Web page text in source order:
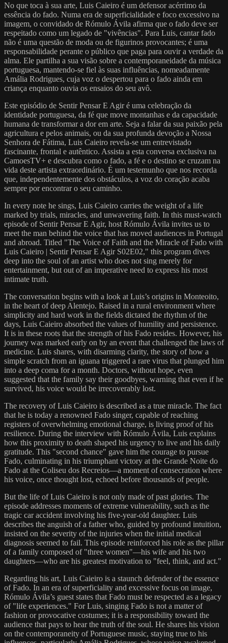
No que toca à sua arte, Luis Caieiro é um defensor acérrimo da
essência do fado. Numa era de superficialidade e foco excessivo na
imagem, o convidado de Rómulo Ávila afirma que o fado deve ser
respeitado como um legado de "vivências". Para Luis, cantar fado
não é uma questão de moda ou de figurinos provocantes; é uma
responsabilidade perante o público que paga para ouvir a verdade da
alma. Ele partilha a sua visão sobre a contemporaneidade da música
portuguesa, mantendo-se fiel às suas influências, nomeadamente
Amália Rodrigues, cuja voz o despertou para o fado ainda em
criança enquanto ouvia os ensaios do seu avô.
Este episódio de Sentir Pensar E Agir é uma celebração da
identidade portuguesa, da fé que move montanhas e da capacidade
humana de transformar a dor em arte. Seja a falar da sua paixão pela
agricultura e pelos animais, ou da sua profunda devoção a Nossa
Senhora de Fátima, Luis Caieiro revela-se um entrevistado
fascinante, frontal e autêntico. Assista a esta conversa exclusiva na
CamoesTV+ e descubra como o fado, a fé e o destino se cruzam na
vida deste artista extraordinário. É um testemunho que nos recorda
que, independentemente dos obstáculos, a voz do coração acaba
sempre por encontrar o seu caminho.
In every note he sings, Luis Caieiro carries the weight of a life
marked by trials, miracles, and unwavering faith. In this must-watch
episode of Sentir Pensar E Agir, host Rómulo Ávila invites us to
meet the man behind the voice that has moved audiences in Portugal
and abroad. Titled "The Voice of Faith and the Miracle of Fado with
Luis Caieiro | Sentir Pensar E Agir S02E02," this program dives
deep into the soul of an artist who does not sing merely for
entertainment, but out of an imperative need to express his most
intimate truth.
The conversation begins with a look at Luis’s origins in Monteoito,
in the heart of deep Alentejo. Raised in a rural environment where
simplicity and hard work in the fields dictated the rhythm of the
days, Luis Caieiro absorbed the values of humility and persistence.
It is in these roots that the strength of his Fado resides. However, his
journey was marked early on by an event that challenged the laws of
medicine. Luis shares, with disarming clarity, the story of how a
simple scratch from an iguana triggered a rare virus that plunged him
into a deep coma for a month. Doctors, without hope, even
suggested that the family say their goodbyes, warning that even if he
survived, his voice would be irrecoverably lost.
The recovery of Luis Caieiro is described as a true miracle. The fact
that he is today a renowned Fado singer, capable of reaching
registers of overwhelming emotional charge, is living proof of his
resilience. During the interview with Rómulo Ávila, Luis explains
how this proximity to death shaped his urgency to live and his daily
gratitude. This "second chance" gave him the courage to pursue
Fado, culminating in his triumphant victory at the Grande Noite do
Fado at the Coliseu dos Recreios—a moment of consecration where
his voice, once thought lost, echoed before thousands of people.
But the life of Luis Caieiro is not only made of past glories. The
episode addresses moments of extreme vulnerability, such as the
tragic car accident involving his five-year-old daughter. Luis
describes the anguish of a father who, guided by profound intuition,
insisted on the severity of the injuries when the initial medical
diagnosis seemed to fail. This episode reinforced his role as the pillar
of a family composed of "three women"—his wife and his two
daughters—who are his greatest motivation to "feel, think, and act."
Regarding his art, Luis Caieiro is a staunch defender of the essence
of Fado. In an era of superficiality and excessive focus on image,
Rómulo Ávila’s guest states that Fado must be respected as a legacy
of "life experiences." For Luis, singing Fado is not a matter of
fashion or provocative costumes; it is a responsibility toward the
audience that pays to hear the truth of the soul. He shares his vision
on the contemporaneity of Portuguese music, staying true to his